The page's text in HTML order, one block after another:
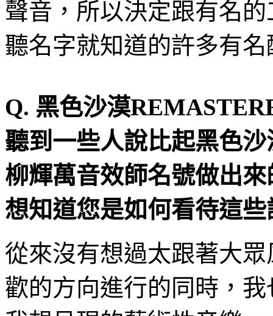
聲音，所以決定跟有名
聽名字就知道的許多有
Q. 黑色沙漠
聽到一些人說比起黑色
柳輝萬音效師名號做出
想知道您是如何看待這
從來沒有想過太跟著大
歡的方向進行的同時，